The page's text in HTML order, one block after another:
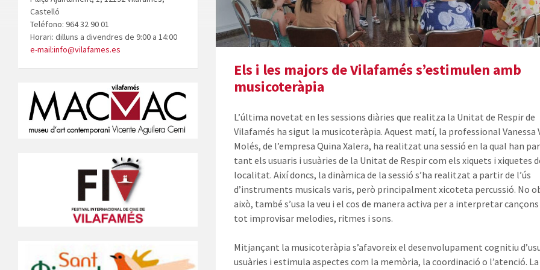
Els i les majors de Vilafamés s’estimulen amb
musicoteràpia
L’última novetat en les sessions diàries que realitza la Unitat de Respir de
Vilafamés ha sigut la musicoteràpia. Aquest matí, la professional Vanessa
Molés, de l’empresa Quina Xalera, ha realitzat una sessió en la qual han
tant els usuaris i usuàries de la Unitat de Respir com els xiquets i xiquetes
localitat. Així doncs, la dinàmica de la sessió s’ha realitzat a partir de l’ús
d’instruments musicals varis, però principalment xicoteta percussió. No
això, també s’usa la veu i el cos de manera activa per a interpretar
tot improvisar melodies, ritmes i sons.
Mitjançant la musicoteràpia s’afavoreix el desenvolupament cognitiu
usuàries i estimula aspectes com la memòria, la coordinació o l’atenció.
Castelló
Teléfono: 964 32 90 01
Horari: dilluns a divendres de 9:00 a 14:00
e-mail:info@vilafames.es